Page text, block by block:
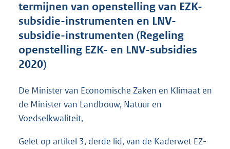
e
:
3
5
7
termijnen van openstelling van EZK-
subsidie-instrumenten en LNV-
subsidie-instrumenten (Regeling
openstelling EZK- en LNV-subsidies
2020)
De Minister van Economische Zaken en Klimaat en
de Minister van Landbouw, Natuur en
Voedselkwaliteit,
Gelet op artikel 3, derde lid, van de Kaderwet EZ-